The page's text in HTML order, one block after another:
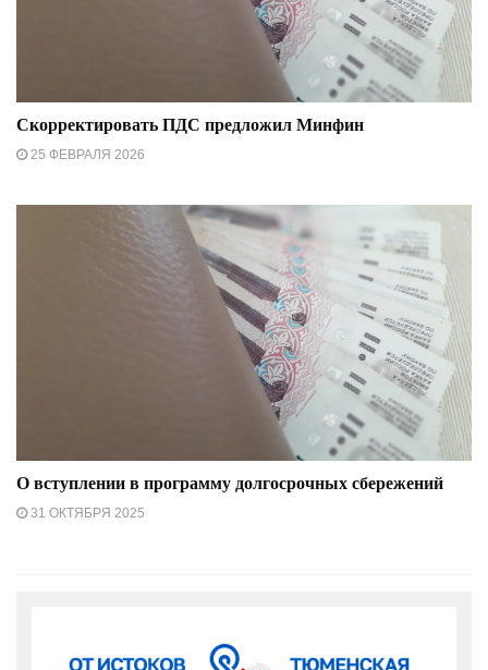
Скорректировать ПДС предложил Минфин
25 ФЕВРАЛЯ 2026
О вступлении в программу долгосрочных сбережений
31 ОКТЯБРЯ 2025